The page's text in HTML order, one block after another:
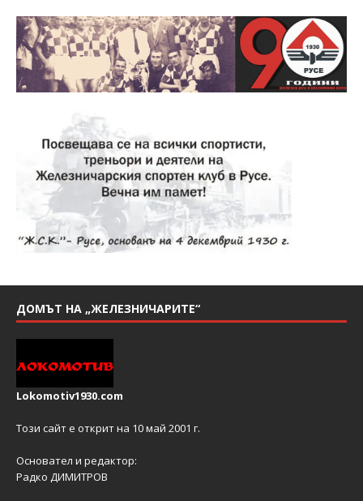
ДОМЪТ НА „ЖЕЛЕЗНИЧАРИТЕ“
Lokomotiv1930.com
Този сайт е открит на 10 май 2001 г.
Основател и редактор:
Радко ДИМИТРОВ